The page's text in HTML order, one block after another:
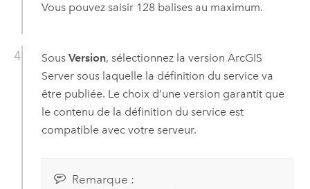
Vous pouvez saisir 128 balises au maximum.
Sous Version, sélectionnez la version ArcGIS
Serversous laquelle la définition du service va
être publiée. Le choix d’une version garantit que
le contenu de la définition du service est
compatible avec votre serveur.
Remarque :